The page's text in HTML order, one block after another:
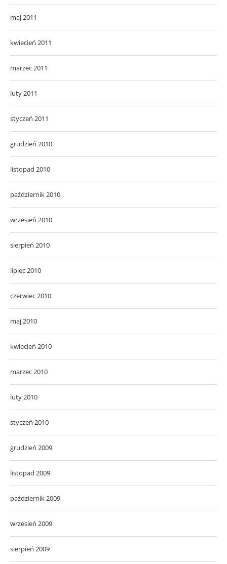
maj 2011
kwiecień 2011
marzec 2011
luty 2011
styczeń 2011
grudzień 2010
listopad 2010
październik 2010
wrzesień 2010
sierpień 2010
lipiec 2010
czerwiec 2010
maj 2010
kwiecień 2010
marzec 2010
luty 2010
styczeń 2010
grudzień 2009
listopad 2009
październik 2009
wrzesień 2009
sierpień 2009